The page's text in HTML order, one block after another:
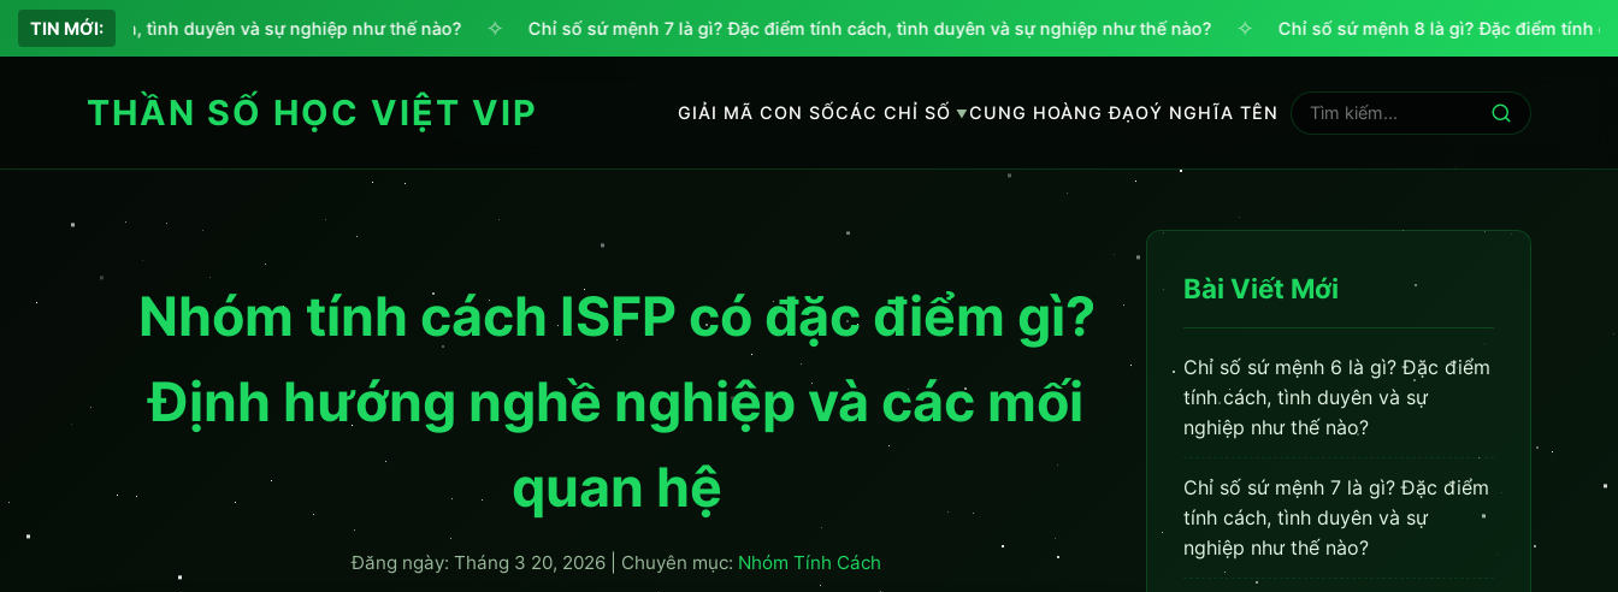
TIN MỚI:
cách, tình duyên và sự nghiệp như thế nào? ✧ Chỉ số sứ mệnh 7 là gì? Đặc điểm tính cách, tình duyên và sự nghiệp như thế nào? ✧ Chỉ số sứ mệnh 8 là gì? Đặc điểm tính cách,
THẦN SỐ HỌC VIỆT VIP GIẢI MÃ CON SỐCÁC CHỈ SỐ CUNG HOÀNG ĐẠOÝ NGHĨA TÊN
Nhóm tính cách ISFP có đặc điểm gì?
Định hướng nghề nghiệp và các mối
quan hệ
Đăng ngày: Tháng 3 20, 2026 Chuyên mục: Nhóm Tính Cách
Bài Viết Mới
Chỉ số sứ mệnh 6 là gì? Đặc điểm
tính cách, tình duyên và sự
nghiệp như thế nào?
Chỉ số sứ mệnh 7 là gì? Đặc điểm
tính cách, tình duyên và sự
nghiệp như thế nào?